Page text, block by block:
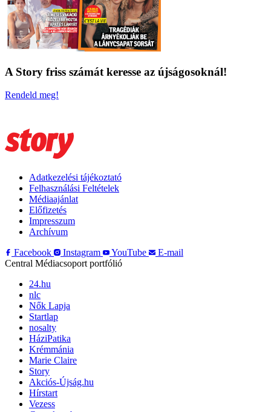
A Story friss számát keresse az újságosoknál!
Rendeld meg!
Adatkezelési tájékoztató
Felhasználási Feltételek
Médiaajánlat
Előfizetés
Impresszum
Archívum
Facebook
Instagram YouTube
E-mail
Central Médiacsoport portfólió
24.hu
nlc
Nők Lapja
Startlap
nosalty
HáziPatika
Krémmánia
Marie Claire
Story
Akciós-Újság.hu
Hírstart
Vezess